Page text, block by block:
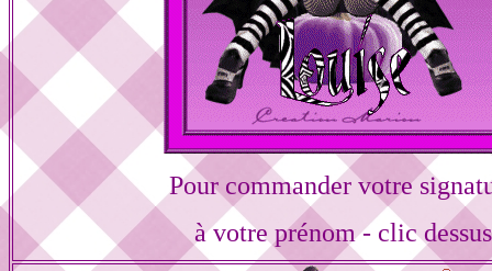
Pour commander votre
à votre prénom - clic dessus